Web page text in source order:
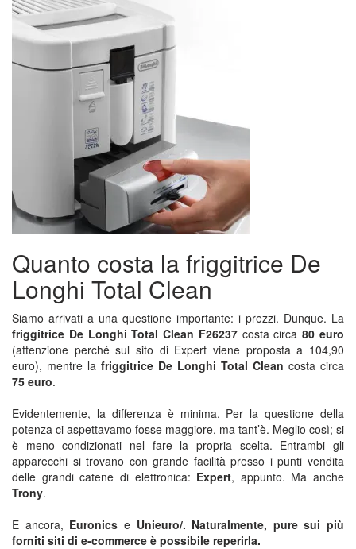
Quanto costa la friggitrice De
Longhi Total Clean
Siamo arrivati a una questione importante: i prezzi. Dunque. La
friggitrice De Longhi Total Clean F26237costa circa80 euro
(attenzione perché sul sito di Expert viene proposta a 104,90
euro), mentre la friggitrice De Longhi Total Clean costa circa
75 euro.
Evidentemente, la differenza è minima. Per la questione della
potenza ci aspettavamo fosse maggiore, ma tant’è. Meglio così; si
è meno condizionati nel fare la propria scelta. Entrambi gli
apparecchi si trovano con grande facilità presso i punti vendita
delle grandi catene di elettronica: Expert, appunto. Ma anche
Trony.
E ancora, Euronics e Unieuro/. Naturalmente, pure sui più
forniti siti di e-commerce è possibile reperirla.